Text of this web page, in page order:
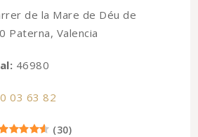
de la Mare de Déu de
Paterna, Valencia
46980
03 63 82
(30)